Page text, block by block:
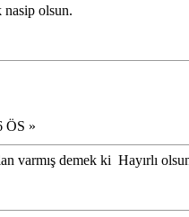
olsun.
ÖS »
varmış demek ki Hayırlı